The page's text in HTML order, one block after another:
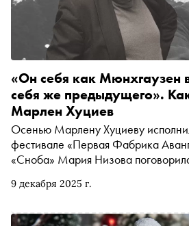
9 декабря 2025 г.
«Он себя как Мюнхгаузен
себя же предыдущего».
Марлен Хуциев
Осенью Марлену Хуциеву
фестивале «Первая Фабрика
«Сноба» Мария Низова
несостоявшихся работах